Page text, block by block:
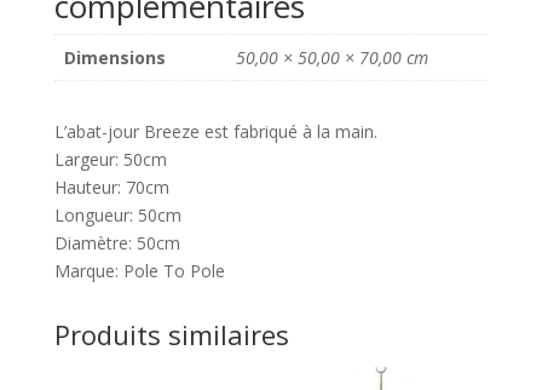
Dimensions 50,00 × 50,00 × 70,00 cm
L’abat-jour Breeze est fabriqué à la main.
Largeur: 50cm
Hauteur: 70cm
Longueur: 50cm
Diamètre: 50cm
Marque: Pole To Pole
Produits similaires